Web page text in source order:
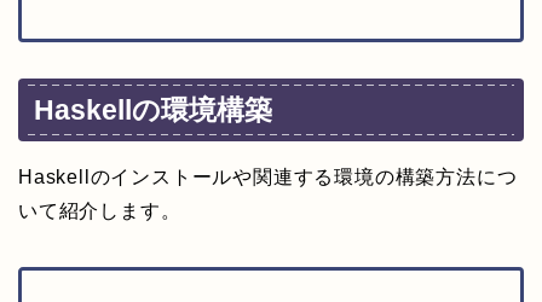
Haskellの環境構築
Haskellのインストールや関連する環境の構築方法につ
いて紹介します。